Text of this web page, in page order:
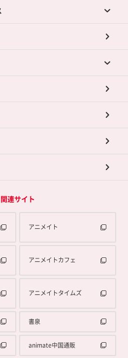
関連サイト
アニメイト
アニメイトカフェ
アニメイトタイムズ
書泉
animate中国通販